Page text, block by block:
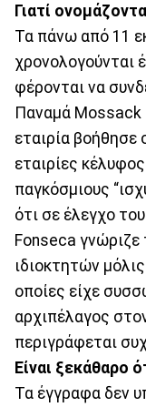
Γιατί
Τα πάνω από 11
χρονολογούνται
φέρονται να
Παναμά Mossack
εταιρία βοήθησε
εταιρίες
παγκόσμιους
ότι σε έλεγχο
Fonseca
ιδιοκτητών
οποίες είχε
αρχιπέλαγος
περιγράφεται
Είναι ξεκάθαρο
Τα έγγραφα δεν